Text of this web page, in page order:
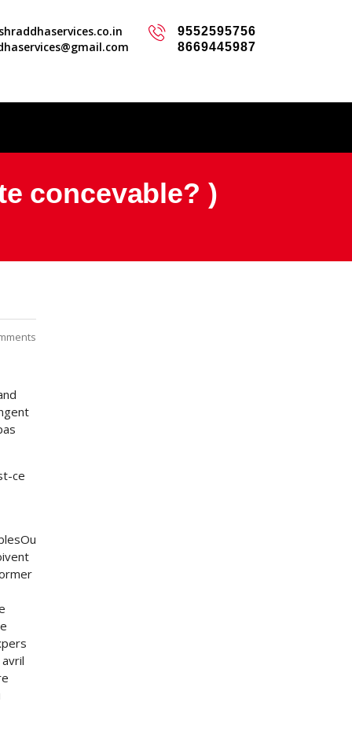
9552595756
8669445987
concevable? )
ce